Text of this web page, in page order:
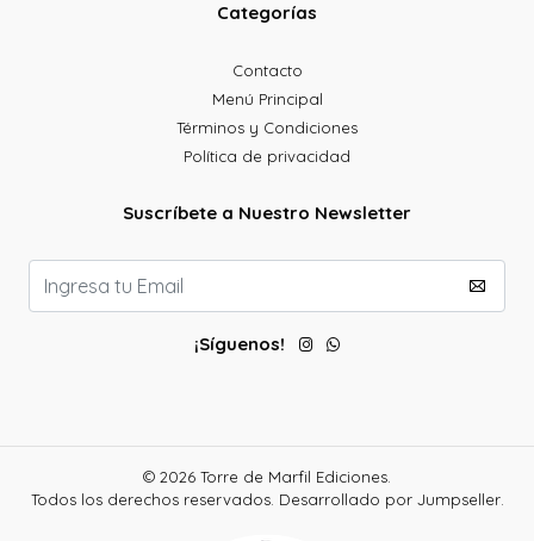
Categorías
Contacto
Menú Principal
Términos y Condiciones
Política de privacidad
Suscríbete a Nuestro Newsletter
¡Síguenos!
© 2026 Torre de Marfil Ediciones.
Todos los derechos reservados. Desarrollado por Jumpseller.